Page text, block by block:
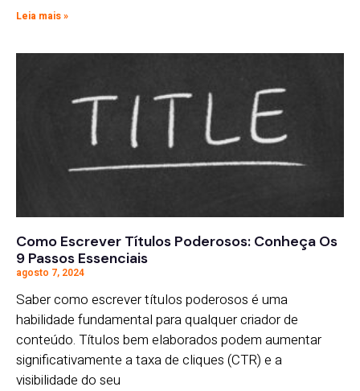
Leia mais »
Como Escrever Títulos Poderosos: Conheça Os
9 Passos Essenciais
agosto 7, 2024
Saber como escrever títulos poderosos é uma
habilidade fundamental para qualquer criador de
conteúdo. Títulos bem elaborados podem aumentar
significativamente a taxa de cliques (CTR) e a
visibilidade do seu